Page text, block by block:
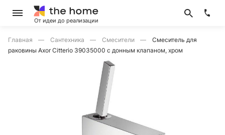
От идеи до реализации
Главная Сантехника Смесители
Смеситель для
раковины Axor Citterio 39035000 с донным клапаном, хром